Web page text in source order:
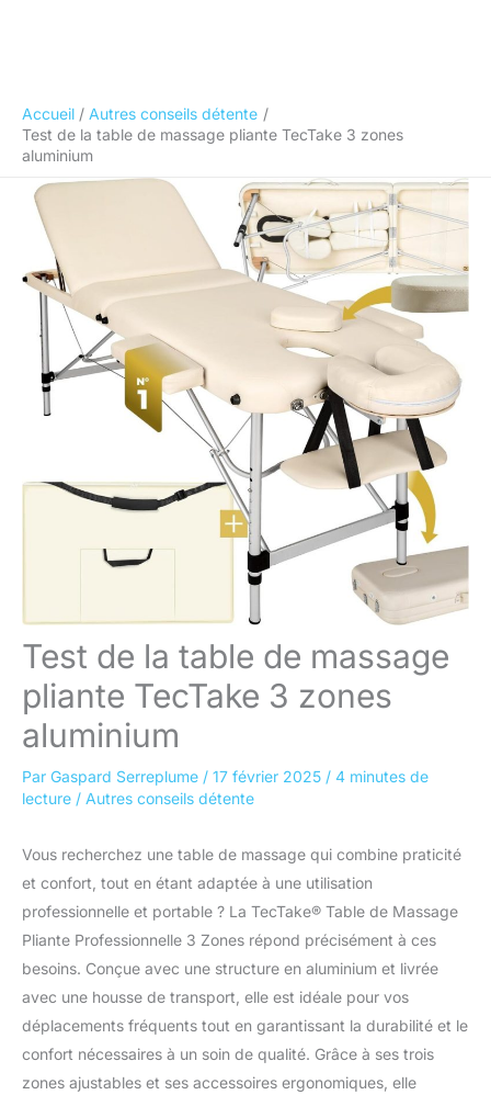
Accueil
Autres conseils détente
Test de la table de massage pliante TecTake 3 zones
aluminium
Test de la table de massage
pliante TecTake 3 zones
aluminium
Par Gaspard Serreplume / 17 février 2025 / 4 minutes de
lecture / Autres conseils détente
Vous recherchez une table de massage qui combine praticité
et confort, tout en étant adaptée à une utilisation
professionnelle et portable ? La TecTake® Table de Massage
Pliante Professionnelle 3 Zones répond précisément à ces
besoins. Conçue avec une structure en aluminium et livrée
avec une housse de transport, elle est idéale pour vos
déplacements fréquents tout en garantissant la durabilité et le
confort nécessaires à un soin de qualité. Grâce à ses trois
zones ajustables et ses accessoires ergonomiques, elle